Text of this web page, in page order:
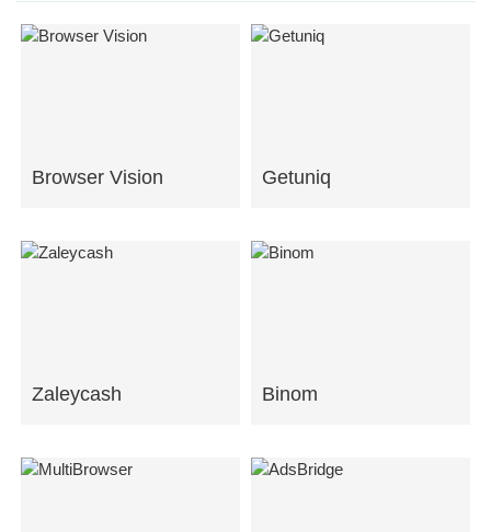
Browser Vision Getuniq
Zaleycash Binom